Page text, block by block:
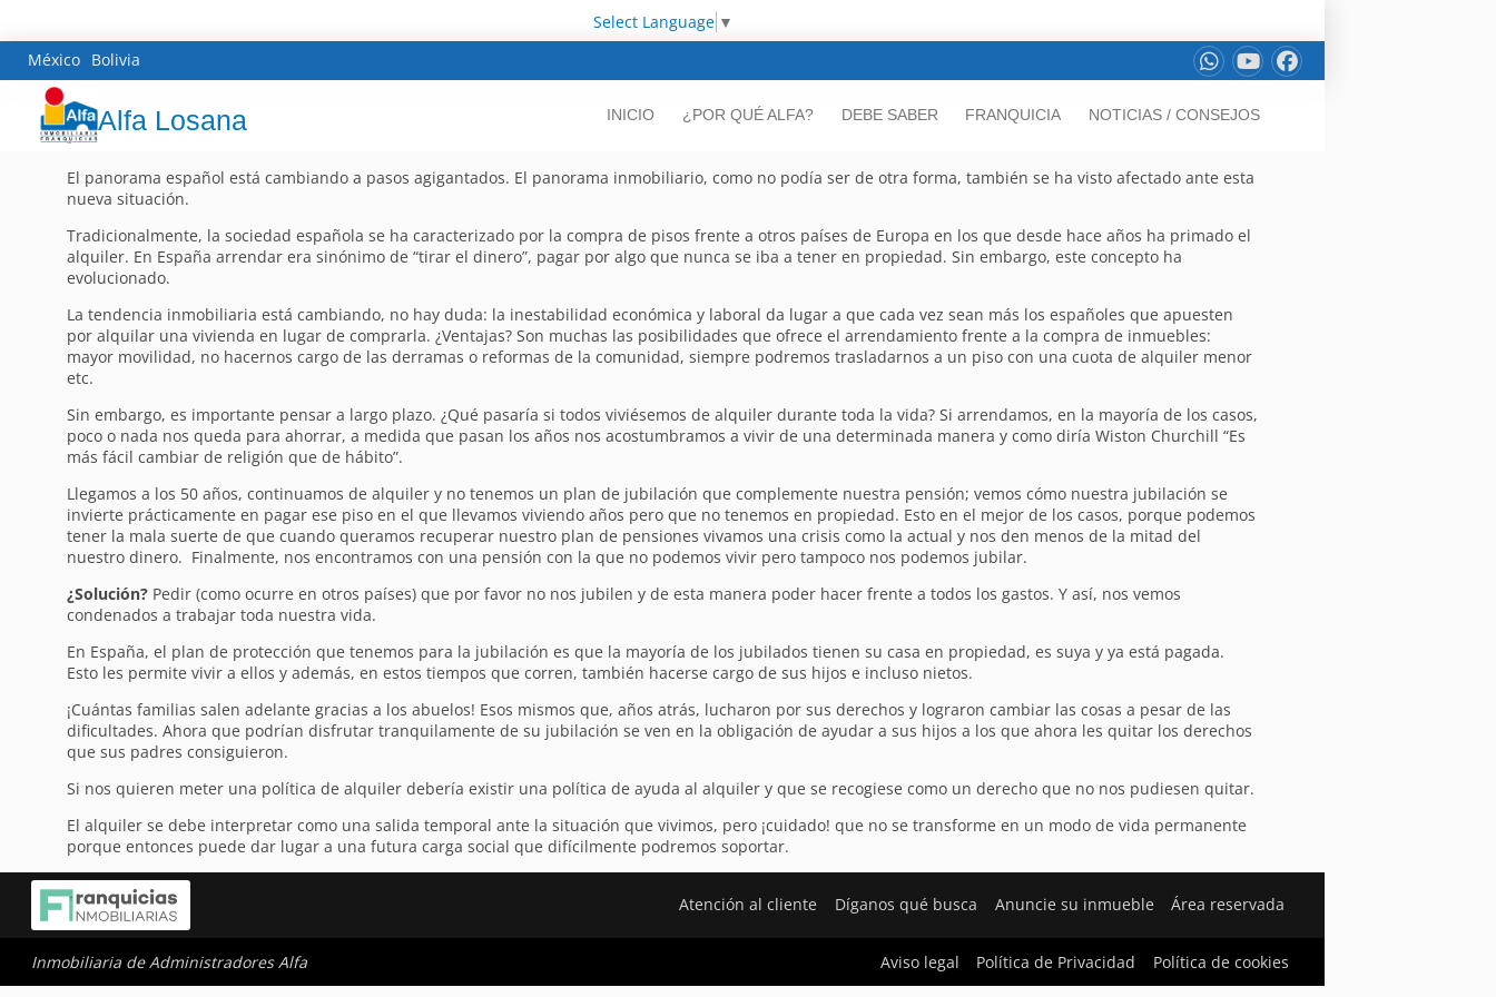
Select Language ▼
México Bolivia
Alfa Losana INICIO ¿POR QUÉ ALFA? DEBE SABER FRANQUICIA NOTICIAS / CONSEJOS
El panorama español está cambiando a pasos agigantados. El panorama inmobiliario, como no podía ser de otra forma, también se ha visto afectado ante esta
nueva situación.
Tradicionalmente, la sociedad española se ha caracterizado por la compra de pisos frente a otros países de Europa en los que desde hace años ha primado el
alquiler. En España arrendar era sinónimo de “tirar el dinero”, pagar por algo que nunca se iba a tener en propiedad. Sin embargo, este concepto ha
evolucionado.
La tendencia inmobiliaria está cambiando, no hay duda: la inestabilidad económica y laboral da lugar a que cada vez sean más los españoles que apuesten
por alquilar una vivienda en lugar de comprarla. ¿Ventajas? Son muchas las posibilidades que ofrece el arrendamiento frente a la compra de inmuebles:
mayor movilidad, no hacernos cargo de las derramas o reformas de la comunidad, siempre podremos trasladarnos a un piso con una cuota de alquiler menor
etc.
Sin embargo, es importante pensar a largo plazo. ¿Qué pasaría si todos viviésemos de alquiler durante toda la vida? Si arrendamos, en la mayoría de los casos,
poco o nada nos queda para ahorrar, a medida que pasan los años nos acostumbramos a vivir de una determinada manera y como diría Wiston Churchill “Es
más fácil cambiar de religión que de hábito”.
Llegamos a los 50 años, continuamos de alquiler y no tenemos un plan de jubilación que complemente nuestra pensión; vemos cómo nuestra jubilación se
invierte prácticamente en pagar ese piso en el que llevamos viviendo años pero que no tenemos en propiedad. Esto en el mejor de los casos, porque podemos
tener la mala suerte de que cuando queramos recuperar nuestro plan de pensiones vivamos una crisis como la actual y nos den menos de la mitad del
nuestro dinero. Finalmente, nos encontramos con una pensión con la que no podemos vivir pero tampoco nos podemos jubilar.
¿Solución?Pedir (como ocurre en otros países) que por favor no nos jubilen y de esta manera poder hacer frente a todos los gastos. Y así, nos vemos
condenados a trabajar toda nuestra vida.
En España, el plan de protección que tenemos para la jubilación es que la mayoría de los jubilados tienen su casa en propiedad, es suya y ya está pagada.
Esto les permite vivir a ellos y además, en estos tiempos que corren, también hacerse cargo de sus hijos e incluso nietos.
¡Cuántas familias salen adelante gracias a los abuelos! Esos mismos que, años atrás, lucharon por sus derechos y lograron cambiar las cosas a pesar de las
dificultades. Ahora que podrían disfrutar tranquilamente de su jubilación se ven en la obligación de ayudar a sus hijos a los que ahora les quitar los derechos
que sus padres consiguieron.
Si nos quieren meter una política de alquiler debería existir una política de ayuda al alquiler y que se recogiese como un derecho que no nos pudiesen quitar.
El alquiler se debe interpretar como una salida temporal ante la situación que vivimos, pero ¡cuidado! que no se transforme en un modo de vida permanente
porque entonces puede dar lugar a una futura carga social que difícilmente podremos soportar.
Atención al cliente Díganos qué busca Anuncie su inmueble Área reservada
Inmobiliaria de Administradores Alfa Aviso legal Política de Privacidad Política de cookies